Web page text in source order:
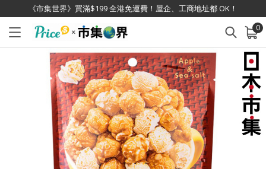
《市集世界》買滿$199 全港免運費！屋企、工商地址都 OK！
0
已加入購物車 查看